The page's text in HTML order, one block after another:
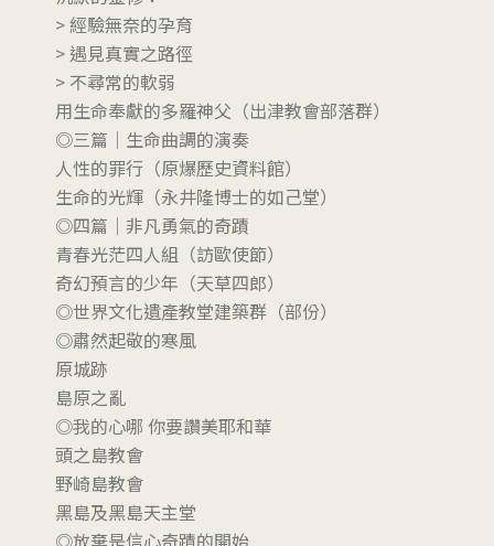
> 經驗無奈的孕育
> 遇見真實之路徑
> 不尋常的軟弱
用生命奉獻的多羅神父（出津教會部落群）
◎三篇｜生命曲調的演奏
人性的罪行（原爆歷史資料館）
生命的光輝（永井隆博士的如己堂）
◎四篇｜非凡勇氣的奇蹟
青春光茫四人組（訪歐使節）
奇幻預言的少年（天草四郎）
◎世界文化遺產教堂建築群（部份）
◎肅然起敬的寒風
原城跡
島原之亂
◎我的心哪 你要讚美耶和華
頭之島教會
野崎島教會
黑島及黑島天主堂
◎放棄是信心奇蹟的開始